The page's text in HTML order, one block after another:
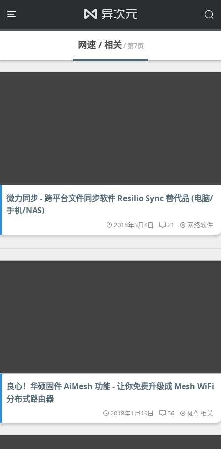
网速 / 相关/ 第7页
微力同步 - 跨平台文件同步软件 Resilio Sync 替代品 (电脑/
手机/NAS)
2018年3月4日 21 网络软件
良心！华硕固件 AiMesh 功能 - 让你免费升级成 Mesh WiFi
分布式路由器
2018年1月19日 56 硬件相关